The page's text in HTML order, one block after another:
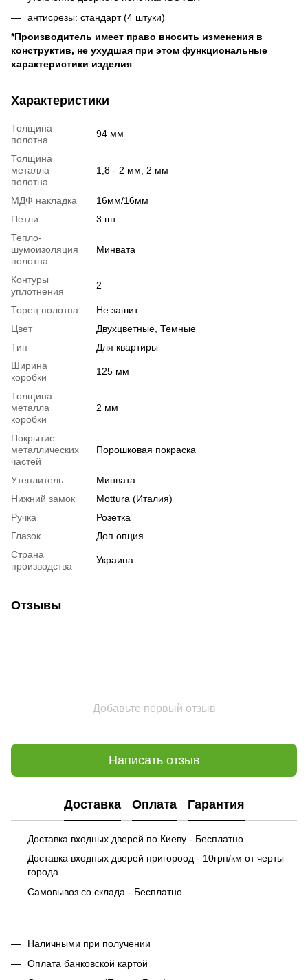
антисрезы: стандарт (4 штуки)
*Производитель имеет право вносить изменения в
конструктив, не ухудшая при этом функциональные
характеристики изделия
Характеристики
Толщина
полотна
94 мм
Толщина
металла
полотна
1,8 - 2 мм, 2 мм
МДФ накладка
16мм/16мм
Петли
3 шт.
Тепло-
шумоизоляция
полотна
Минвата
Контуры
уплотнения
2
Торец полотна
Не зашит
Цвет
Двухцветные, Темные
Тип
Для квартиры
Ширина
коробки
125 мм
Толщина
металла
коробки
2 мм
Покрытие
металлических
частей
Порошковая покраска
Утеплитель
Минвата
Нижний замок
Mottura (Италия)
Ручка
Розетка
Глазок
Доп.опция
Страна
производства
Украина
Отзывы
Добавьте первый отзыв
Написать отзыв
Доставка Оплата Гарантия
Доставка входных дверей по Киеву - Бесплатно
Доставка входных дверей пригороод - 10грн/км от черты
города
Самовывоз со склада - Бесплатно
Наличными при получении
Оплата банковской картой